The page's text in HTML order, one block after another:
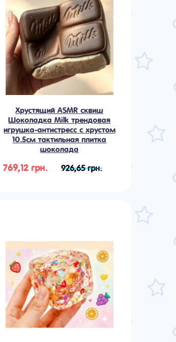
Хрустящий ASMR сквиш
Шоколадка Milk трендовая
игрушка-антистресс с хрустом
10.5см тактильная плитка
шоколада
769,12 грн. 926,65 грн.